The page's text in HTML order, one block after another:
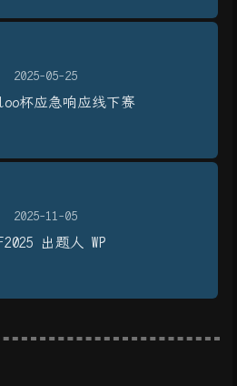
2025-05-25
杯应急响应线下赛
2025-11-05
出题人 WP